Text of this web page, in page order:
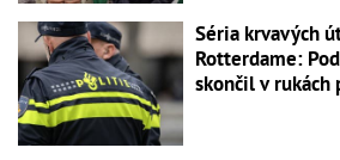
Séria krvavých
Rotterdame:
skončil v rukách